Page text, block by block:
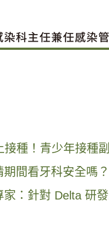
種！青少年接種
間看牙科安全嗎？
：針對 Delta 研